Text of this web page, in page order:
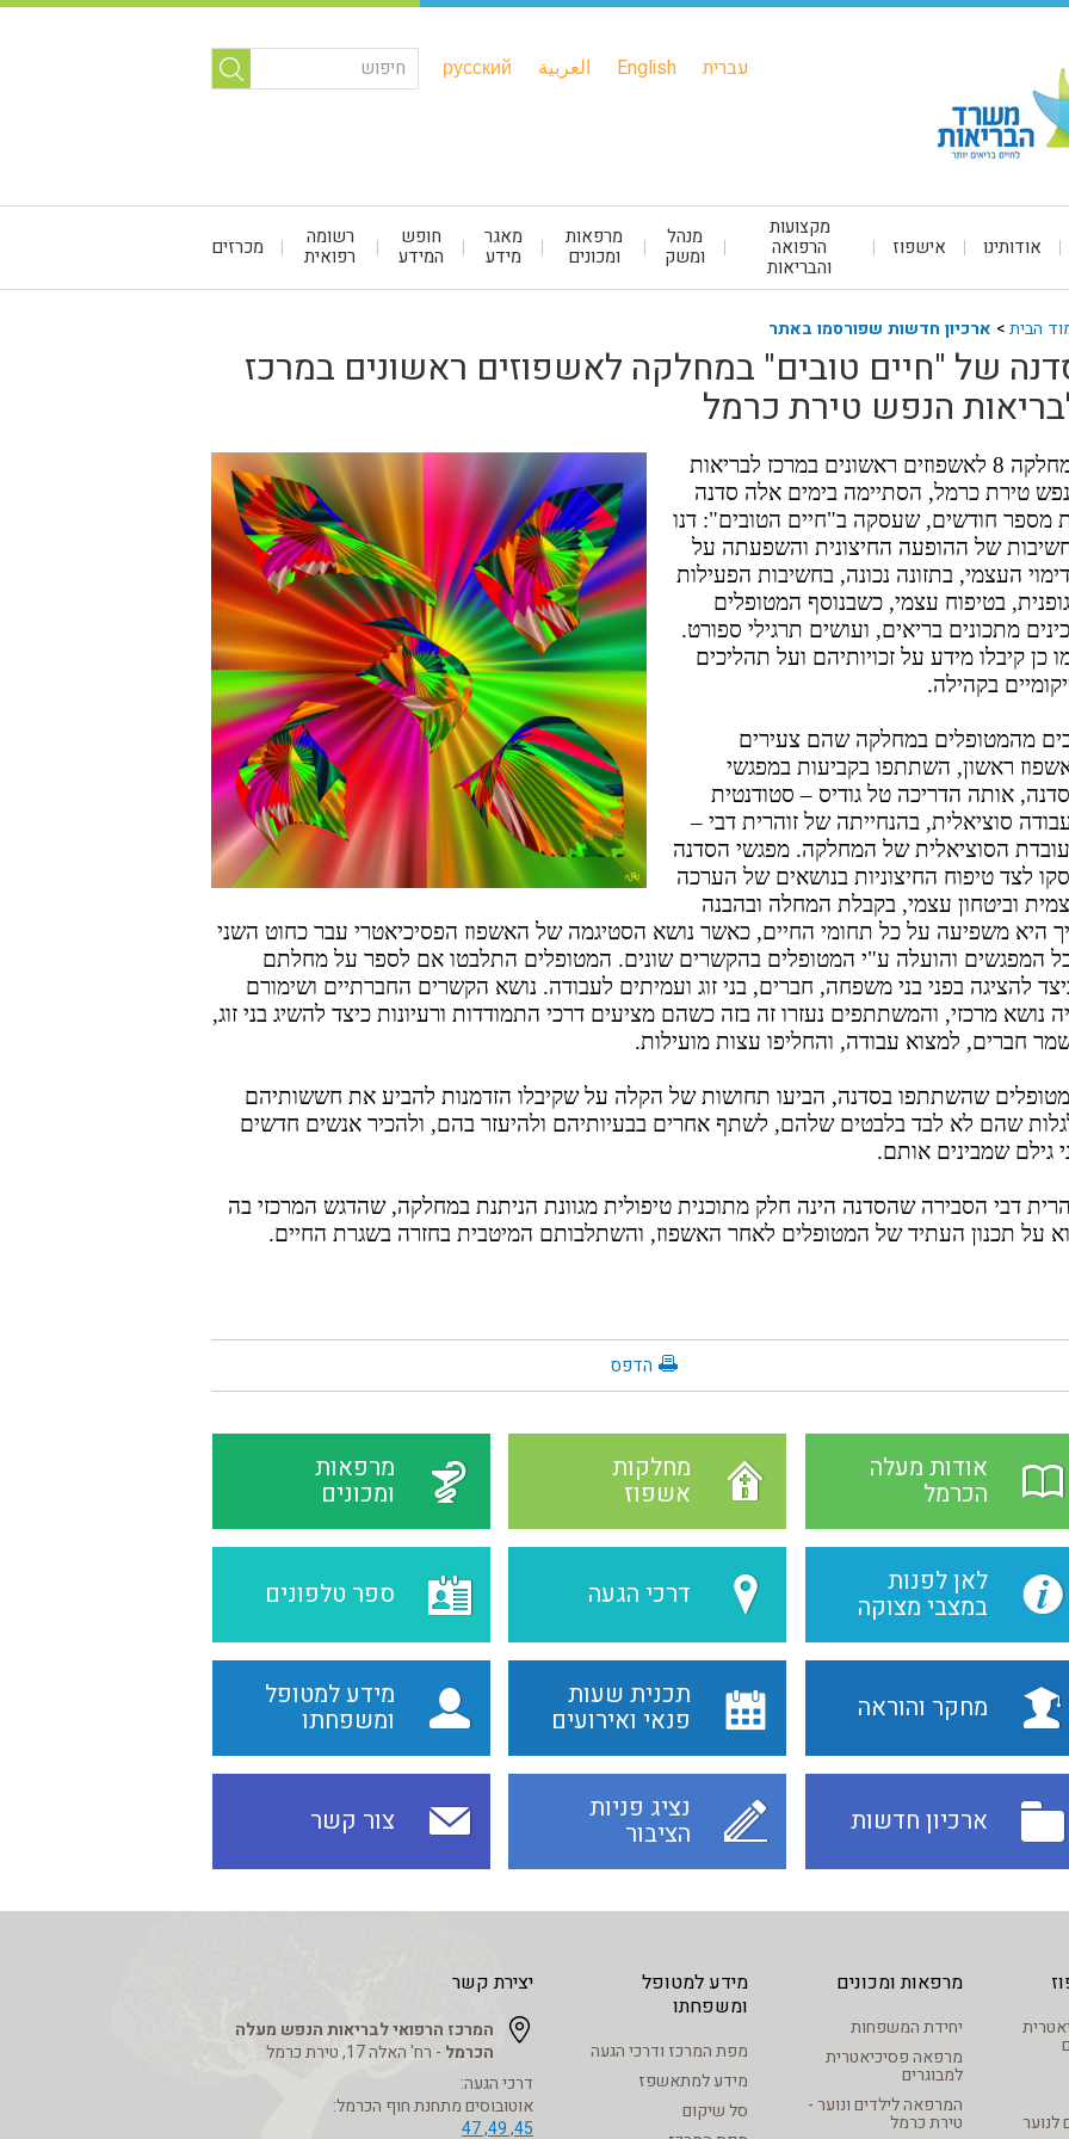
עברית English العربية русский
אודותינו אישפוז
מקצועות
הרפואה
והבריאות
מנהל
ומשק
מרפאות
ומכונים
מאגר
מידע
חופש
המידע
רשומה
רפואית מכרזים
הבית> ארכיון חדשות שפורסמו באתר
של "חיים טובים" במחלקה לאשפוזים ראשונים במרכז
הנפש טירת כרמל
במחלקה 8 לאשפוזים ראשונים במרכז לבריאות
טירת כרמל, הסתיימה בימים אלה סדנה
מספר חודשים, שעסקה ב"חיים הטובים": דנו
של ההופעה החיצונית והשפעתה על
העצמי, בתזונה נכונה, בחשיבות הפעילות
בטיפוח עצמי, כשבנוסף המטופלים
מתכונים בריאים, ועושים תרגילי ספורט.
כן קיבלו מידע על זכויותיהם ועל תהליכים
בקהילה.
מהמטופלים במחלקה שהם צעירים
ראשון, השתתפו בקביעות במפגשי
אותה הדריכה טל גודיס – סטודנטית
סוציאלית, בהנחייתה של זוהרית דבי –
הסוציאלית של המחלקה. מפגשי הסדנה
לצד טיפוח החיצוניות בנושאים של הערכה
וביטחון עצמי, בקבלת המחלה ובהבנה
היא משפיעה על כל תחומי החיים, כאשר נושא הסטיגמה של האשפוז הפסיכיאטרי עבר כחוט השני
המפגשים והועלה ע"י המטופלים בהקשרים שונים. המטופלים התלבטו אם לספר על מחלתם
להציגה בפני בני משפחה, חברים, בני זוג ועמיתים לעבודה. נושא הקשרים החברתיים ושימורם
נושא מרכזי, והמשתתפים נעזרו זה בזה כשהם מציעים דרכי התמודדות ורעיונות כיצד להשיג בני זוג,
חברים, למצוא עבודה, והחליפו עצות מועילות.
שהשתתפו בסדנה, הביעו תחושות של הקלה על שקיבלו הזדמנות להביע את חששותיהם
שהם לא לבד בלבטים שלהם, לשתף אחרים בבעיותיהם ולהיעזר בהם, ולהכיר אנשים חדשים
גילם שמבינים אותם.
דבי הסבירה שהסדנה הינה חלק מתוכנית טיפולית מגוונת הניתנת במחלקה, שהדגש המרכזי בה
על תכנון העתיד של המטופלים לאחר האשפוז, והשתלבותם המיטבית בחזרה בשגרת החיים.
הדפס
אודות מעלה
הכרמל
מחלקות
אשפוז
מרפאות
ומכונים
לאן לפנות
במצבי מצוקה דרכי הגעה ספר טלפונים
מחקר והוראה תכנית שעות
פנאי ואירועים
מידע למטופל
ומשפחתו
ארכיון חדשות נציג פניות
הציבור צור קשר
יצירת קשר
המרכז הרפואי לבריאות הנפש מעלה
הכרמל - רח' האלה 17, טירת כרמל
דרכי הגעה:
אוטובוסים מתחנת חוף הכרמל:
45, 49, 47
לנוער
מרפאות ומכונים
יחידת המשפחות
מרפאה פסיכיאטרית
למבוגרים
המרפאה לילדים ונוער -
טירת כרמל
מידע למטופל
ומשפחתו
מפת המרכז ודרכי הגעה
מידע למתאשפז
סל שיקום